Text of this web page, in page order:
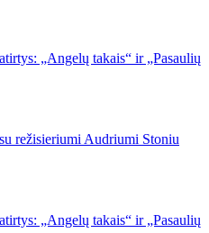
„Angelų takais“ ir „Pasaulių
režisieriumi Audriumi Stoniu
„Angelų takais“ ir „Pasaulių